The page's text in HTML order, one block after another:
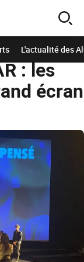
: les
écran
L'actualité des